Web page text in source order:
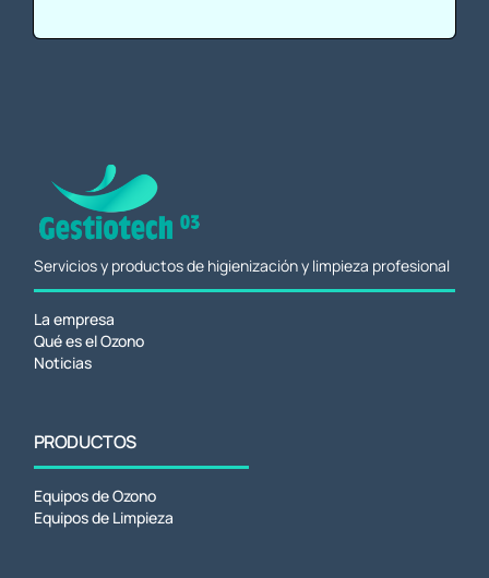
Servicios y productos de higienización y limpieza profesional
La empresa
Qué es el Ozono
Noticias
PRODUCTOS
Equipos de Ozono
Equipos de Limpieza